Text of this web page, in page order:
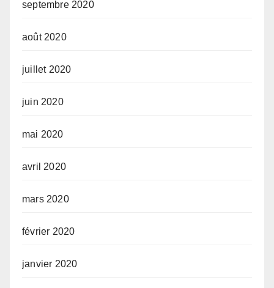
septembre 2020
août 2020
juillet 2020
juin 2020
mai 2020
avril 2020
mars 2020
février 2020
janvier 2020